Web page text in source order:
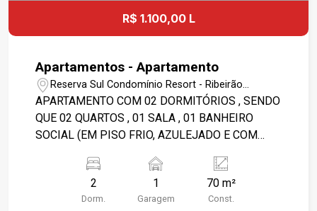
R$ 1.100,00 L
Apartamentos - Apartamento
Reserva Sul Condomínio Resort - Ribeirão
Preto/SP
APARTAMENTO COM 02 DORMITÓRIOS , SENDO
QUE 02 QUARTOS , 01 SALA , 01 BANHEIRO
SOCIAL (EM PISO FRIO, AZULEJADO E COM
SERVIÇO EXTERNA FECHADA COM VIDROS, 01
ÁREA COM CHURRASQUEIRA, QUINTAL E 01
VAGA DE GARAGEM. Condomínio e IPTU por
2
Dorm.
1
Garagem
70 m²
Const.